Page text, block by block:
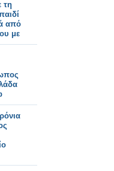
τη
από
με